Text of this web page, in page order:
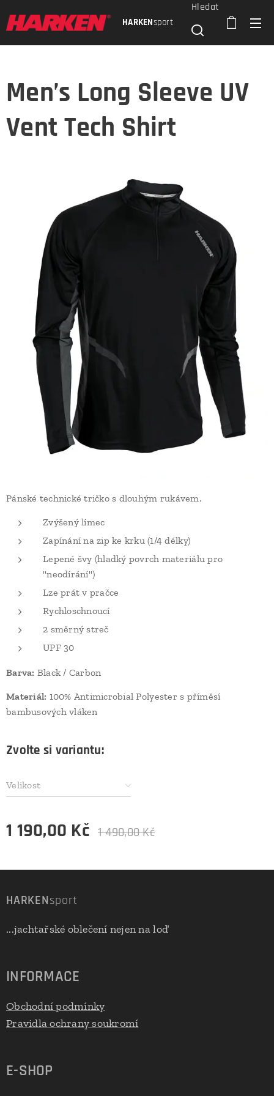
HARKENsport
Hledat
Men’s Long Sleeve UV
Vent Tech Shirt
Pánské technické tričko s dlouhým rukávem.
Zvýšený límec
Zapínání na zip ke krku (1/4 délky)
Lepené švy (hladký povrch materiálu pro
"neodírání")
Lze prát v pračce
Rychloschnoucí
2 směrný streč
UPF 30
Barva: Black / Carbon
Materiál: 100% Antimicrobial Polyester s příměsí
bambusových vláken
Zvolte si variantu:
Velikost
1 190,00 Kč 1 490,00Kč
HARKENsport
...jachtařské oblečení nejen na loď
INFORMACE
Obchodní podmínky
Pravidla ochrany soukromí
E-SHOP